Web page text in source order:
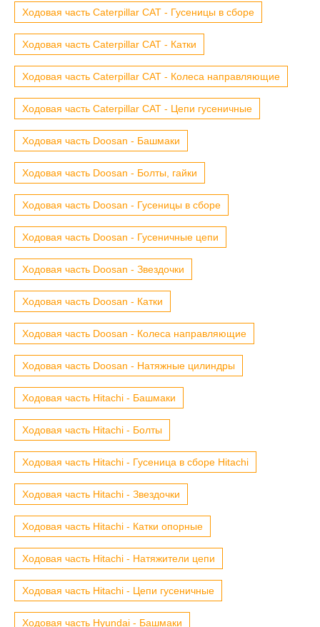
Ходовая часть Caterpillar CAT - Гусеницы в сборе
Ходовая часть Caterpillar CAT - Катки
Ходовая часть Caterpillar CAT - Колеса направляющие
Ходовая часть Caterpillar CAT - Цепи гусеничные
Ходовая часть Doosan - Башмаки
Ходовая часть Doosan - Болты, гайки
Ходовая часть Doosan - Гусеницы в сборе
Ходовая часть Doosan - Гусеничные цепи
Ходовая часть Doosan - Звездочки
Ходовая часть Doosan - Катки
Ходовая часть Doosan - Колеса направляющие
Ходовая часть Doosan - Натяжные цилиндры
Ходовая часть Hitachi - Башмаки
Ходовая часть Hitachi - Болты
Ходовая часть Hitachi - Гусеница в сборе Hitachi
Ходовая часть Hitachi - Звездочки
Ходовая часть Hitachi - Катки опорные
Ходовая часть Hitachi - Натяжители цепи
Ходовая часть Hitachi - Цепи гусеничные
Ходовая часть Hyundai - Башмаки